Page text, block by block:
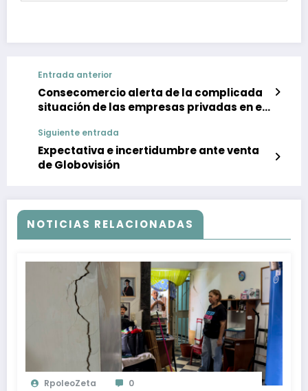
Entrada anterior
Consecomercio alerta de la complicada
situación de las empresas privadas en el
Siguiente entrada
Expectativa e incertidumbre ante venta
de Globovisión
NOTICIAS RELACIONADAS
RpoleoZeta 0